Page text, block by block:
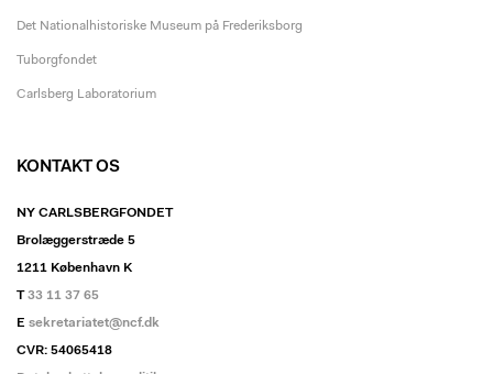
Det Nationalhistoriske Museum på Frederiksborg
Tuborgfondet
Carlsberg Laboratorium
KONTAKT OS
NY CARLSBERGFONDET
Brolæggerstræde 5
1211 København K
T33 11 37 65
E sekretariatet@ncf.dk
CVR: 54065418